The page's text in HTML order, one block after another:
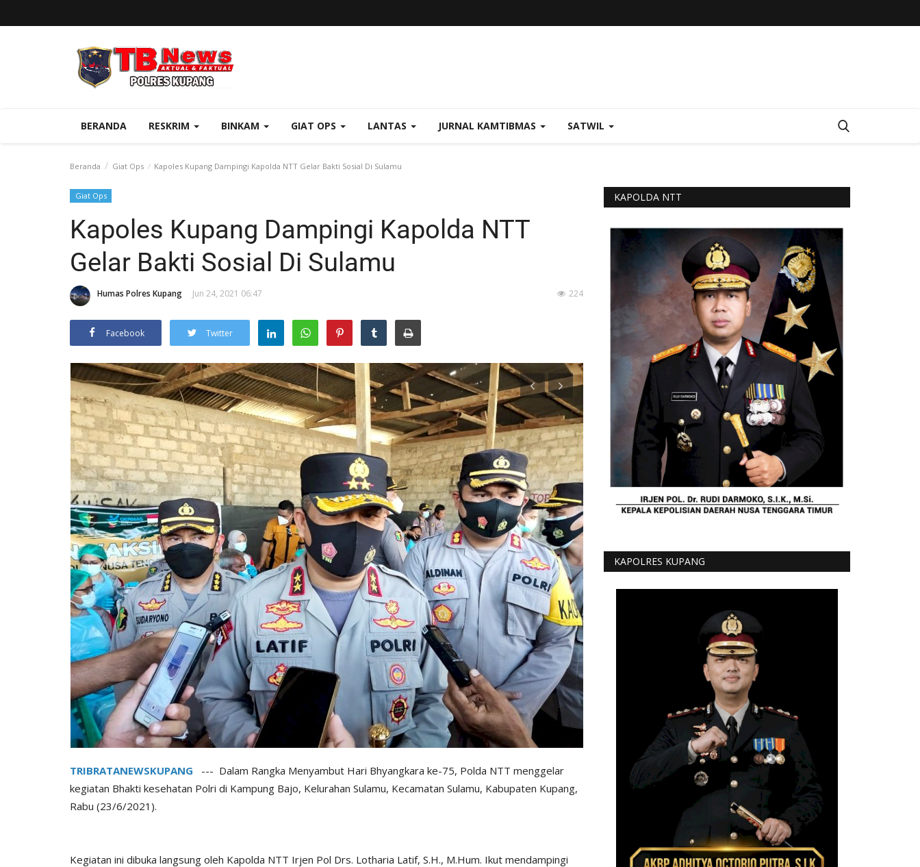
BERANDA RESKRIM BINKAM GIAT OPS LANTAS JURNAL KAMTIBMAS SATWIL
Beranda Giat Ops Kapoles Kupang Dampingi Kapolda NTT Gelar Bakti Sosial Di Sulamu
Giat Ops
Kapoles Kupang Dampingi Kapolda NTT
Gelar Bakti Sosial Di Sulamu
Humas Polres Kupang Jun 24, 2021 06:47 224
Facebook Twitter
TRIBRATANEWSKUPANG --- Dalam Rangka Menyambut Hari Bhyangkara ke-75, Polda NTT menggelar
kegiatan Bhakti kesehatan Polri di Kampung Bajo, Kelurahan Sulamu, Kecamatan Sulamu, Kabupaten Kupang,
Rabu (23/6/2021).
Kegiatan ini dibuka langsung oleh Kapolda NTT Irjen Pol Drs. Lotharia Latif, S.H., M.Hum. Ikut mendampingi
KAPOLDA NTT
KAPOLRES KUPANG